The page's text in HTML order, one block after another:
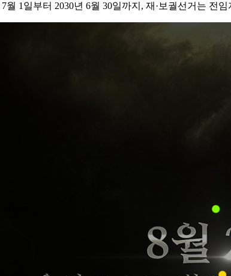
1일부터 2030년 6월 30일까지, 재·보궐선거는 전